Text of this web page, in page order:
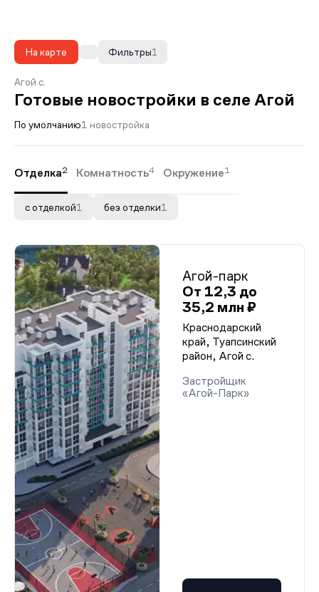
На карте 1
Фильтры
Агой с.
Готовые новостройки в селе Агой
По умолчанию1 новостройка
Отделка2 Комнатность4 Окружение1
с отделкой1 без отделки1
Агой-парк
От 12,3 до
35,2 млн ₽
Краснодарский
край, Туапсинский
район, Агой с.
Застройщик
«Агой-Парк»